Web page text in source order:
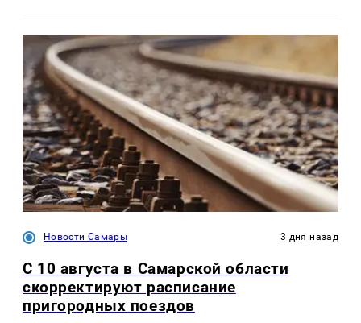
Новости Самары 3 дня назад
С 10 августа в Самарской области
скорректируют расписание
пригородных поездов